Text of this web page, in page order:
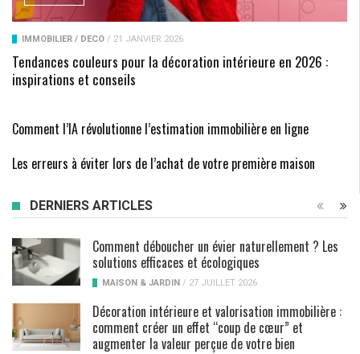
IMMOBILIER / DÉCO / 21 JANVIER 2026
Tendances couleurs pour la décoration intérieure en 2026 :
inspirations et conseils
Comment l’IA révolutionne l’estimation immobilière en ligne
Les erreurs à éviter lors de l’achat de votre première maison
DERNIERS ARTICLES
Comment déboucher un évier naturellement ? Les
solutions efficaces et écologiques
MAISON & JARDIN / 27 JUILLET 2026
Décoration intérieure et valorisation immobilière :
comment créer un effet “coup de cœur” et
augmenter la valeur perçue de votre bien